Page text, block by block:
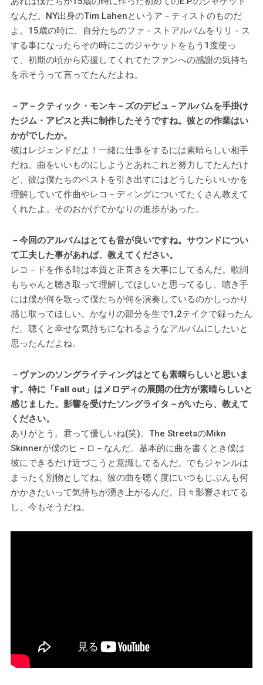
なんだ。NY出身のTim Lahenというア－ティストのものだ
よ。15歳の時に、自分たちのファ－ストアルバムをリリ－ス
する事になったらその時にこのジャケットをもう1度使っ
て、初期の頃から応援してくれてたファンへの感謝の気持ち
を示そうって言ってたんだよね。
－ア－クティック・モンキ－ズのデビュ－アルバムを手掛け
たジム・アビスと共に制作したそうですね。彼との作業はい
かがでしたか。
彼はレジェンドだよ！一緒に仕事をするには素晴らしい相手
だね。曲をいいものにしようとあれこれと努力してたんだけ
ど、彼は僕たちのベストを引き出すにはどうしたらいいかを
理解していて作曲やレコ－ディングについてたくさん教えて
くれたよ。そのおかげでかなりの進歩があった。
－今回のアルバムはとても音が良いですね。サウンドについ
て工夫した事があれば、教えてください。
レコ－ドを作る時は本質と正直さを大事にしてるんだ。歌詞
もちゃんと聴き取って理解してほしいと思ってるし、聴き手
には僕が何を歌って僕たちが何を演奏しているのかしっかり
感じ取ってほしい。かなりの部分を生で1,2テイクで録ったん
だ。聴くと幸せな気持ちになれるようなアルバムにしたいと
思ったんだよね。
－ヴァンのソングライティングはとても素晴らしいと思いま
す。特に「Fall out」はメロディの展開の仕方が素晴らしいと
感じました。影響を受けたソングライタ－がいたら、教えて
ください。
ありがとう。君って優しいね(笑)。The StreetsのMikn
Skinnerが僕のヒ－ロ－なんだ。基本的に曲を書くとき僕は
彼にできるだけ近づこうと意識してるんだ。でもジャンルは
まったく別物としてね。彼の曲を聴く度にいつもじぶんも何
かかきたいって気持ちが湧き上がるんだ。日々影響されてる
し、今もそうだね。